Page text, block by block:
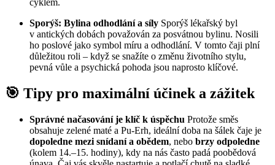
cyklem.
Sporýš: Bylina odhodlání a síly Sporýš lékařský byl
v antických dobách považován za posvátnou bylinu. Nosili
ho poslové jako symbol míru a odhodlání. V tomto čaji plní
důležitou roli – když se snažíte o změnu životního stylu,
pevná vůle a psychická pohoda jsou naprosto klíčové.
🎯 Tipy pro maximální účinek a zážitek
Správné načasování je klíč k úspěchu Protože směs
obsahuje zelené maté a Pu-Erh, ideální doba na šálek čaje je
dopoledne mezi snídaní a obědem, nebo brzy odpoledne
(kolem 14.–15. hodiny), kdy na nás často padá poobědová